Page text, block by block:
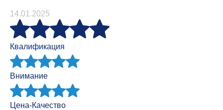
14.01.2025
Квалификация
Внимание
Цена-Качество